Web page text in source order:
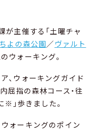
が主催する「土曜チャ
よの森公園 ／ ヴァルト
ウォーキング。
、ウォーキングガイド
屈指の森林コース・往
※」歩きました。
ォーキングのポイン